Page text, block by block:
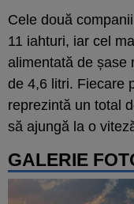
Cele două
11 iahturi, iar cel
alimentată de șase
de 4,6 litri. Fiecare
reprezintă un total
să ajungă la o
GALERIE